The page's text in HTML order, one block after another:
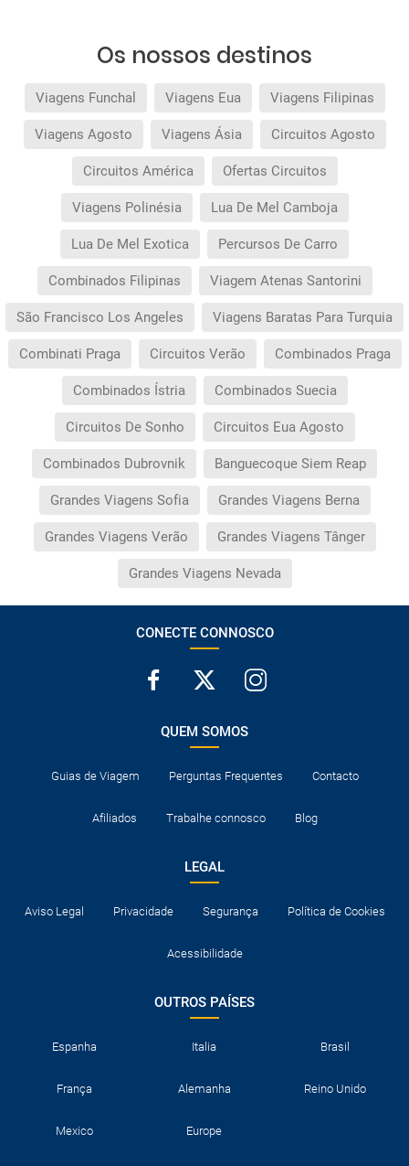
Os nossos destinos
Viagens Funchal Viagens Eua Viagens Filipinas
Viagens Agosto Viagens Ásia Circuitos Agosto
Circuitos América Ofertas Circuitos
Viagens Polinésia Lua De Mel Camboja
Lua De Mel Exotica Percursos De Carro
Combinados Filipinas Viagem Atenas Santorini
São Francisco Los Angeles Viagens Baratas Para Turquia
Combinati Praga Circuitos Verão Combinados Praga
Combinados Ístria Combinados Suecia
Circuitos De Sonho Circuitos Eua Agosto
Combinados Dubrovnik Banguecoque Siem Reap
Grandes Viagens Sofia Grandes Viagens Berna
Grandes Viagens Verão Grandes Viagens Tânger
Grandes Viagens Nevada
CONECTE CONNOSCO
QUEM SOMOS
Guias de Viagem Perguntas Frequentes Contacto
Afiliados Trabalhe connosco Blog
LEGAL
Aviso Legal Privacidade Segurança Política de Cookies
Acessibilidade
OUTROS PAÍSES
Espanha Italia Brasil
França Alemanha Reino Unido
Mexico Europe